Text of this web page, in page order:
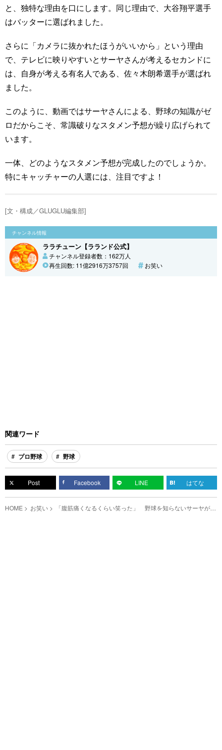
と、独特な理由を口にします。同じ理由で、大谷翔平選手
はバッターに選ばれました。
さらに「カメラに抜かれたほうがいいから」という理由
で、テレビに映りやすいとサーヤさんが考えるセカンドに
は、自身が考える有名人である、佐々木朗希選手が選ばれ
ました。
このように、動画ではサーヤさんによる、野球の知識がゼ
ロだからこそ、常識破りなスタメン予想が繰り広げられて
います。
一体、どのようなスタメン予想が完成したのでしょうか。
特にキャッチャーの人選には、注目ですよ！
[文・構成／GLUGLU編集部]
チャンネル情報
ララチューン【ラランド公式】
チャンネル登録者数：162万人
再生回数: 11億2916万3757回
お笑い
関連ワード
プロ野球 野球
Post Facebook LINE はてな
HOME お笑い 「腹筋痛くなるくらい笑った」 野球を知らないサーヤが
『WBCスタメン』予想したら？